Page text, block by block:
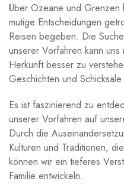
Über Ozeane und Grenzen⁢
mutige Entscheidungen
Reisen⁤ begeben. Die
unserer Vorfahren kann‌
Herkunft besser⁣ zu
Geschichten ⁢und
Es ist ​faszinierend zu
unserer Vorfahren auf
Durch die
Kulturen und Traditionen,
können wir‌ ein tieferes
Familie‌ entwickeln.